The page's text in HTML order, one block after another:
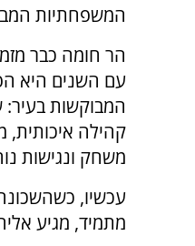
המשפחתיות
הר חומה כבר
עם השנים היא
המבוקשות
קהילה איכותית,
משחק ונגישות
עכשיו,
מתמיד, מגיע